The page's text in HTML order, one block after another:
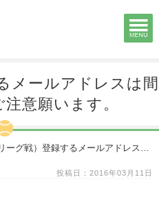
メールアドレスは間
意願います。
ーグ戦）登録するメールアドレスは間違えないようご注意願います。
投稿日：2016年03月11日